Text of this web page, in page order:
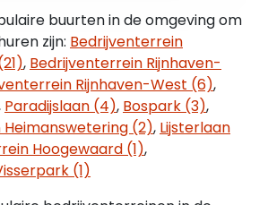
en BTW dienen te worden
per maand.
model Raad voor Onroerende
algemene bepalingen.
eerst één jaar na datum
buurten in de omgeving om
zijn: Bedrijventerrein
, Bedrijventerrein Rijnhaven-
Rijnhaven-West (6),
Paradijslaan (4), Bospark (3),
(2), Lijsterlaan
Hoogewaard (1),
(1)